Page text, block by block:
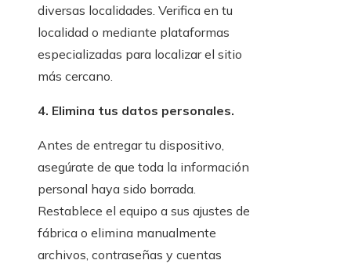
diversas localidades. Verifica en tu
localidad o mediante plataformas
especializadas para localizar el sitio
más cercano.
4. Elimina tus datos personales.
Antes de entregar tu dispositivo,
asegúrate de que toda la información
personal haya sido borrada.
Restablece el equipo a sus ajustes de
fábrica o elimina manualmente
archivos, contraseñas y cuentas